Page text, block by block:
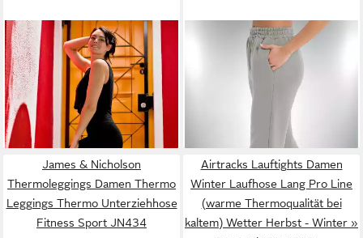
GUGGEN MOUNTAIN
Seamless Leggings
Figurformende Leggings
Damen Sportleggings
LL77_2025 weiche seamless
Leggings
38,99 € UVP59,90 €
-35%
SMITH & SOLO Jogginghose
Jogginghose Damen Winter,
Sporthose Premium
Sweathose (1-tlg) Baumwolle
ab 18,89 € 32,99 €
James & Nicholson
Thermoleggings Damen Thermo
Leggings Thermo Unterziehhose
Fitness Sport JN434
Airtracks Lauftights Damen
Winter Laufhose Lang Pro Line
(warme Thermoqualität bei
kaltem) Wetter Herbst - Winter »